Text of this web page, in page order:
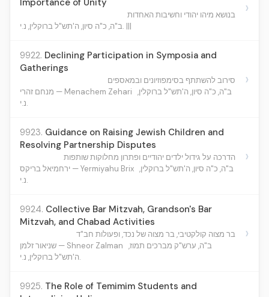
Importance of Unity
בנושא מיהו יהודי וחשיבות האחדות
ב"ה, כ"ה סיון, ה'תש"ל ברוקלין, נ.י. |||
›
9922. Declining Participation in Symposia and
Gatherings
סירוב להשתתף בסימפוזיונים ובמאספים
מנחם זהרי — Menachem Zehari ב"ה, כ"ה סיון, ה'תש"ל ברוקלין,
נ.י.
›
9923. Guidance on Raising Jewish Children and
Resolving Partnership Disputes
הדרכה על גידול ילדים יהודיים ופתרון מחלוקות שותפות
ירחמיאל בריקס — Yermiyahu Brix ב"ה, כ"ה סיון, ה'תש"ל ברוקלין,
נ.י.
›
9924. Collective Bar Mitzvah, Grandson's Bar
Mitzvah, and Chabad Activities
בר מצוה קולקטיבי, בר מצוה של נכד, ופעולות חב"ד
שניאור זלמן — Shneor Zalman ב"ה, ערש"ק מברכים תמוז,
ה'תש"ל ברוקלין, נ.י.
›
9925. The Role of Temimim Students and